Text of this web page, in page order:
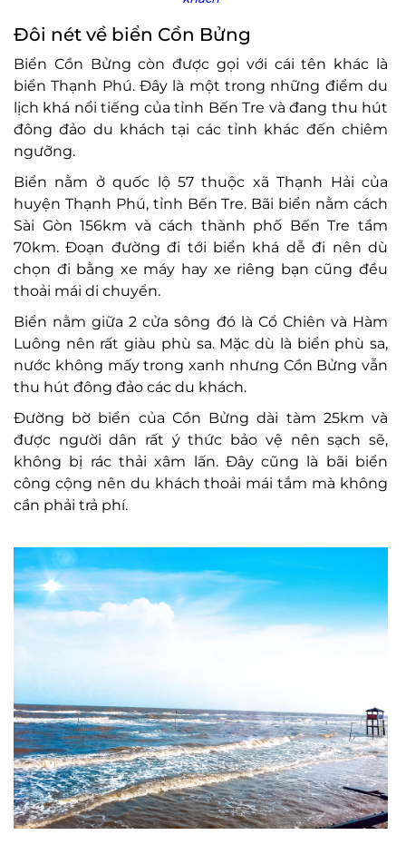
Đôi nét về biển Cồn Bửng
Biển Cồn Bửng còn được gọi với cái tên khác là
biển Thạnh Phú. Đây là một trong những điểm du
lịch khá nổi tiếng của tỉnh Bến Tre và đang thu hút
đông đảo du khách tại các tỉnh khác đến chiêm
ngưỡng.
Biển nằm ở quốc lộ 57 thuộc xã Thạnh Hải của
huyện Thạnh Phú, tỉnh Bến Tre. Bãi biển nằm cách
Sài Gòn 156km và cách thành phố Bến Tre tầm
70km. Đoạn đường đi tới biển khá dễ đi nên dù
chọn đi bằng xe máy hay xe riêng bạn cũng đều
thoải mái di chuyển.
Biển nằm giữa 2 cửa sông đó là Cổ Chiên và Hàm
Luông nên rất giàu phù sa. Mặc dù là biển phù sa,
nước không mấy trong xanh nhưng Cồn Bửng vẫn
thu hút đông đảo các du khách.
Đường bờ biển của Cồn Bửng dài tàm 25km và
được người dân rất ý thức bảo vệ nên sạch sẽ,
không bị rác thải xâm lấn. Đây cũng là bãi biển
công cộng nên du khách thoải mái tắm mà không
cần phải trả phí.